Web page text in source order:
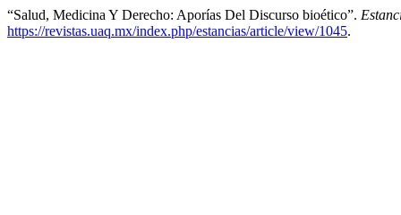
“Salud, Medicina Y Derecho: Aporías Del Discurso bioético”.
https://revistas.uaq.mx/index.php/estancias/article/view/1045.